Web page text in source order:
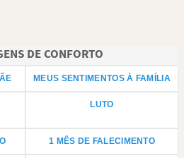
DE CONFORTO
MEUS SENTIMENTOS À FAMÍLIA
LUTO
1 MÊS DE FALECIMENTO